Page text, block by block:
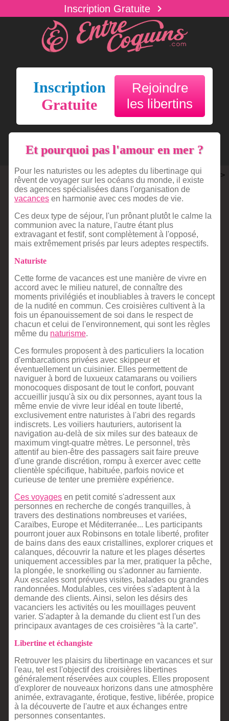
Inscription
Gratuite
Rejoindre
les libertins
Et pourquoi pas l'amour en mer ?
Pour les naturistes ou les adeptes du libertinage qui
rêvent de voyager sur les océans du monde, il existe
des agences spécialisées dans l'organisation de
vacances en harmonie avec ces modes de vie.
Ces deux type de séjour, l'un prônant plutôt le calme la
communion avec la nature, l'autre étant plus
extravagant et festif, sont complètement à l'opposé,
mais extrêmement prisés par leurs adeptes respectifs.
Naturiste
Cette forme de vacances est une manière de vivre en
accord avec le milieu naturel, de connaître des
moments privilégiés et inoubliables à travers le concept
de la nudité en commun. Ces croisières cultivent à la
fois un épanouissement de soi dans le respect de
chacun et celui de l'environnement, qui sont les règles
même du naturisme.
Ces formules proposent à des particuliers la location
d'embarcations privées avec skippeur et
éventuellement un cuisinier. Elles permettent de
naviguer à bord de luxueux catamarans ou voiliers
monocoques disposant de tout le confort, pouvant
accueillir jusqu'à six ou dix personnes, ayant tous la
même envie de vivre leur idéal en toute liberté,
exclusivement entre naturistes à l'abri des regards
indiscrets. Les voiliers hauturiers, autorisent la
navigation au-delà de six miles sur des bateaux de
maximum vingt-quatre mètres. Le personnel, très
attentif au bien-être des passagers sait faire preuve
d'une grande discrétion, rompu à exercer avec cette
clientèle spécifique, habituée, parfois novice et
curieuse de tenter une première expérience.
Ces voyages en petit comité s'adressent aux
personnes en recherche de congés tranquilles, à
travers des destinations nombreuses et variées,
Caraïbes, Europe et Méditerranée... Les participants
pourront jouer aux Robinsons en totale liberté, profiter
de bains dans des eaux cristallines, explorer criques et
calanques, découvrir la nature et les plages désertes
uniquement accessibles par la mer, pratiquer la pêche,
la plongée, le snorkelling ou s'adonner au farniente.
Aux escales sont prévues visites, balades ou grandes
randonnées. Modulables, ces virées s'adaptent à la
demande des clients. Ainsi, selon les désirs des
vacanciers les activités ou les mouillages peuvent
varier. S'adapter à la demande du client est l'un des
principaux avantages de ces croisières “à la carte”.
Libertine et échangiste
Retrouver les plaisirs du libertinage en vacances et sur
l'eau, tel est l'objectif des croisières libertines
généralement réservées aux couples. Elles proposent
d'explorer de nouveaux horizons dans une atmosphère
animée, extravagante, érotique, festive, libérée, propice
à la découverte de l'autre et aux échanges entre
personnes consentantes.
Inscription Gratuite chevron_right
>